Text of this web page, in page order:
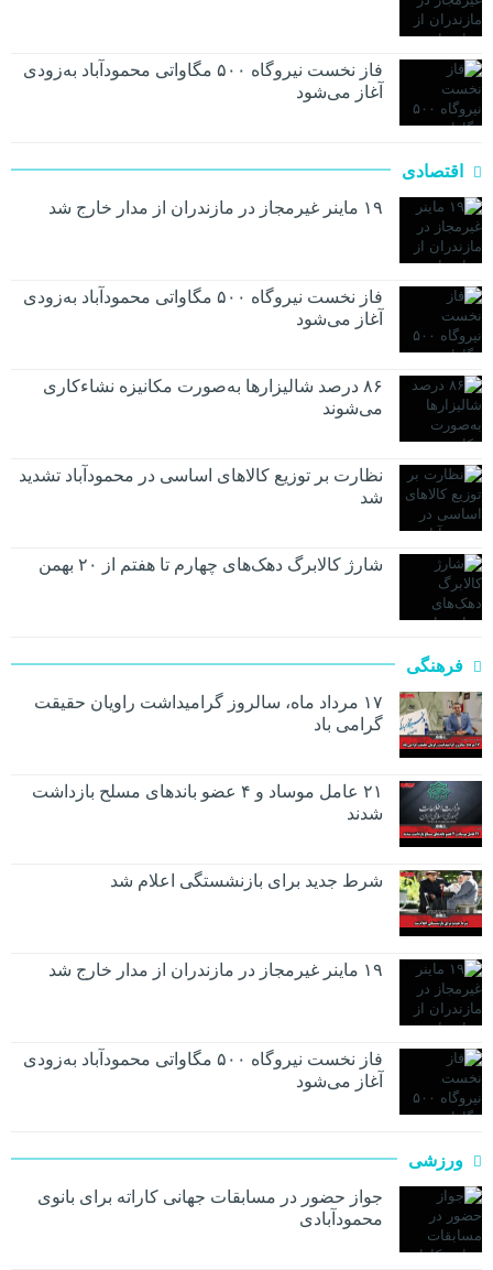
فاز نخست نیروگاه ۵۰۰ مگاواتی محمودآباد به‌زودی
آغاز می‌شود
اقتصادی
۱۹ ماینر غیرمجاز در مازندران از مدار خارج شد
فاز نخست نیروگاه ۵۰۰ مگاواتی محمودآباد به‌زودی
آغاز می‌شود
۸۶ درصد شالیزارها به‌صورت مکانیزه نشاءکاری
می‌شوند
نظارت بر توزیع کالا‌های اساسی در محمودآباد تشدید
شد
شارژ کالابرگ دهک‌های چهارم تا هفتم از ۲۰ بهمن
فرهنگی
۱۷ مرداد ماه، سالروز گرامیداشت راویان حقیقت
گرامی باد
۲۱ عامل موساد و ۴ عضو باند‌های مسلح بازداشت
شدند
شرط جدید برای بازنشستگی اعلام شد
۱۹ ماینر غیرمجاز در مازندران از مدار خارج شد
فاز نخست نیروگاه ۵۰۰ مگاواتی محمودآباد به‌زودی
آغاز می‌شود
ورزشی
جواز حضور در مسابقات جهانی کاراته برای بانوی
محمودآبادی